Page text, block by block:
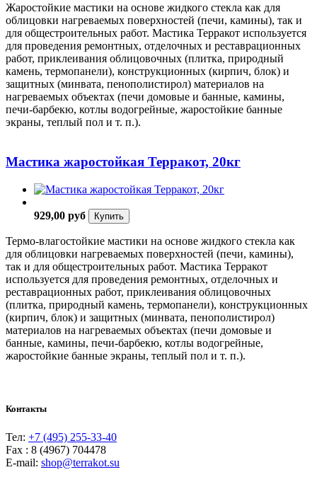
Жаростойкие мастики на основе жидкого стекла как для
облицовки нагреваемых поверхностей (печи, камины), так и
для общестроительных работ. Мастика Терракот используется
для проведения ремонтных, отделочных и реставрационных
работ, приклеивания облицовочных (плитка, природный
камень, термопанели), конструкционных (кирпич, блок) и
защитных (минвата, пенополистирол) материалов на
нагреваемых объектах (печи домовые и банные, камины,
печи-барбекю, котлы водогрейные, жаростойкие банные
экраны, теплый пол и т. п.).
Мастика жаростойкая Терракот, 20кг
929,00 руб Купить
Термо-влагостойкие мастики на основе жидкого стекла как
для облицовки нагреваемых поверхностей (печи, камины),
так и для общестроительных работ. Мастика Терракот
используется для проведения ремонтных, отделочных и
реставрационных работ, приклеивания облицовочных
(плитка, природный камень, термопанели), конструкционных
(кирпич, блок) и защитных (минвата, пенополистирол)
материалов на нагреваемых объектах (печи домовые и
банные, камины, печи-барбекю, котлы водогрейные,
жаростойкие банные экраны, теплый пол и т. п.).
Контакты
Тел: +7 (495) 255-33-40
Fax : 8 (4967) 704478
E-mail: shop@terrakot.su